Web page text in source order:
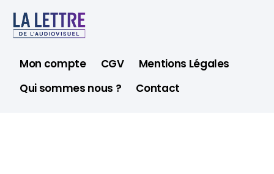
Mon compte CGV
Mentions Légales
Qui sommes nous ?
Contact